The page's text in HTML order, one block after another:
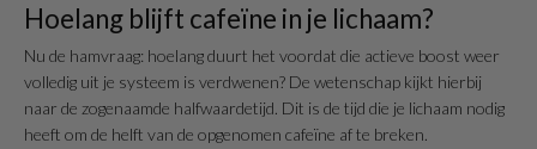
Hoelang blijft cafeïne in je lichaam?
Nu de hamvraag: hoelang duurt het voordat die actieve boost weer
volledig uit je systeem is verdwenen? De wetenschap kijkt hierbij
naar de zogenaamde halfwaardetijd. Dit is de tijd die je lichaam nodig
heeft om de helft van de opgenomen cafeïne af te breken.